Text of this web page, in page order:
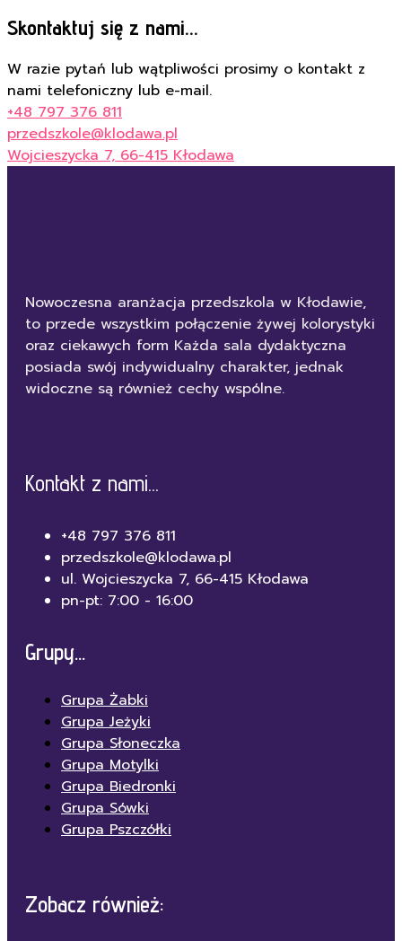
Skontaktuj się z nami...
W razie pytań lub wątpliwości prosimy o kontakt z
nami telefoniczny lub e-mail.
+48 797 376 811
przedszkole@klodawa.pl
Wojcieszycka 7, 66-415 Kłodawa
Nowoczesna aranżacja przedszkola w Kłodawie,
to przede wszystkim połączenie żywej kolorystyki
oraz ciekawych form Każda sala dydaktyczna
posiada swój indywidualny charakter, jednak
widoczne są również cechy wspólne.
Kontakt z nami...
+48 797 376 811
przedszkole@klodawa.pl
ul. Wojcieszycka 7, 66-415 Kłodawa
pn-pt: 7:00 - 16:00
Grupy...
Grupa Żabki
Grupa Jeżyki
Grupa Słoneczka
Grupa Motylki
Grupa Biedronki
Grupa Sówki
Grupa Pszczółki
Zobacz również: